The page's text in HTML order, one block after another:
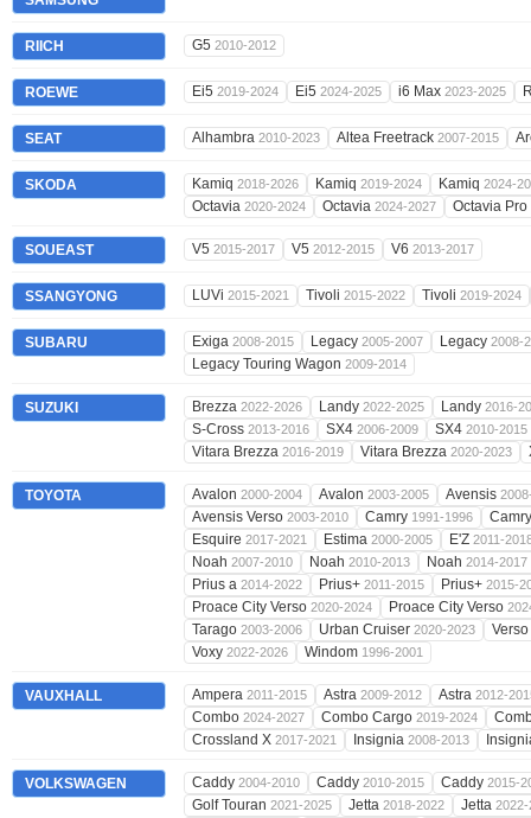
RIICH G5 2010-2012
ROEWE Ei5 2019-2024 Ei5 2024-2025 i6 Max 2023-2025
SEAT Alhambra 2010-2023 Altea Freetrack 2007-2015
SKODA Kamiq 2018-2026 Kamiq 2019-2024 Kamiq 2024-
Octavia 2020-2024 Octavia 2024-2027 Octavia Pro
SOUEAST V5 2015-2017 V5 2012-2015 V6 2013-2017
SSANGYONG LUVi 2015-2021 Tivoli 2015-2022 Tivoli 2019-2024
SUBARU Exiga 2008-2015 Legacy 2005-2007 Legacy 2008-
Legacy Touring Wagon 2009-2014
SUZUKI Brezza 2022-2026 Landy 2022-2025 Landy 2016-
S-Cross 2013-2016 SX4 2006-2009 SX4 2010-2015
Vitara Brezza 2016-2019 Vitara Brezza 2020-2023
TOYOTA Avalon 2000-2004 Avalon 2003-2005 Avensis
Avensis Verso 2003-2010 Camry 1991-1996
Esquire 2017-2021 Estima 2000-2005 E'Z 2011-
Noah 2007-2010 Noah 2010-2013 Noah 2014-2017
Prius a 2014-2022 Prius+ 2011-2015 Prius+ 2015-
Proace City Verso 2020-2024 Proace City Verso
Tarago 2003-2006 Urban Cruiser 2020-2023
Verso
Voxy 2022-2026 Windom 1996-2001
VAUXHALL Ampera 2011-2015 Astra 2009-2012 Astra 2012-
Combo 2024-2027 Combo Cargo 2019-2024
Crossland X 2017-2021 Insignia 2008-2013
VOLKSWAGEN Caddy 2004-2010 Caddy 2010-2015 Caddy 2015-
Golf Touran 2021-2025 Jetta 2018-2022 Jetta 2022-